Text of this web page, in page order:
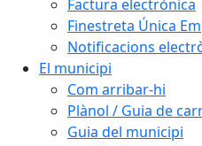
Factura electrònica
Finestreta Única
Notificacions
El municipi
Com arribar-hi
Plànol / Guia de
Guia del municipi